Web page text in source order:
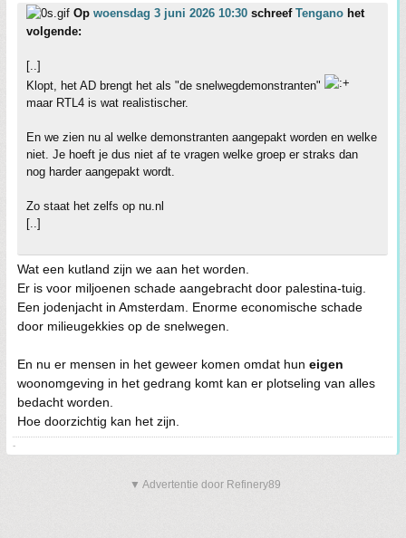
Op woensdag 3 juni 2026 10:30 schreef Tengano het
volgende:
[..]
Klopt, het AD brengt het als "de snelwegdemonstranten"
maar RTL4 is wat realistischer.
En we zien nu al welke demonstranten aangepakt worden en welke
niet. Je hoeft je dus niet af te vragen welke groep er straks dan
nog harder aangepakt wordt.
Zo staat het zelfs op nu.nl
[..]
Wat een kutland zijn we aan het worden.
Er is voor miljoenen schade aangebracht door palestina-tuig.
Een jodenjacht in Amsterdam. Enorme economische schade
door milieugekkies op de snelwegen.
En nu er mensen in het geweer komen omdat hun eigen
woonomgeving in het gedrang komt kan er plotseling van alles
bedacht worden.
Hoe doorzichtig kan het zijn.
-
▼ Advertentie door Refinery89